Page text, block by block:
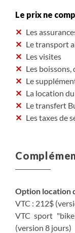
Le prix ne
Les
Le transport
Les visites
Les
Le
La location
Le transfert
Les taxes de
Option location
VTC : 212$
VTC sport
(version 8 jours)